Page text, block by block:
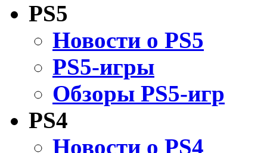
PS5
Новости о PS5
PS5-игры
Обзоры PS5-игр
PS4
Новости о PS4